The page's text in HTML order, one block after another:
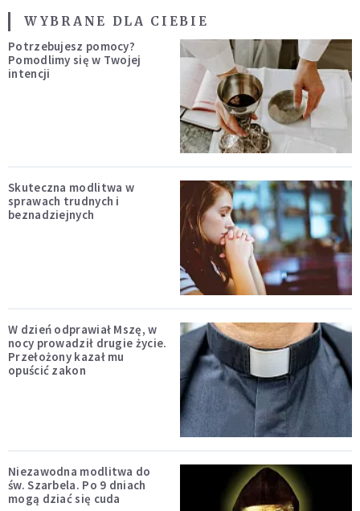
WYBRANE DLA CIEBIE
Potrzebujesz pomocy?
Pomodlimy się w Twojej
intencji
Skuteczna modlitwa w
sprawach trudnych i
beznadziejnych
W dzień odprawiał Mszę, w
nocy prowadził drugie życie.
Przełożony kazał mu
opuścić zakon
Niezawodna modlitwa do
św. Szarbela. Po 9 dniach
mogą dziać się cuda